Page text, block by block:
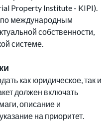
Property Institute - KIPI).
международным
собственности,
системе.
как юридическое, так и
должен включать
описание и
на приоритет.